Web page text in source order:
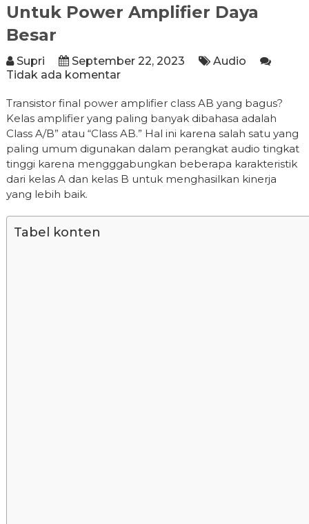
Untuk Power Amplifier Daya
Besar
Supri September 22, 2023
Audio
Tidak ada komentar
Transistor final power amplifier class AB yang bagus?
Kelas amplifier yang paling banyak dibahasa adalah
Class A/B” atau “Class AB.” Hal ini karena salah satu yang
paling umum digunakan dalam perangkat audio tingkat
tinggi karena mengggabungkan beberapa karakteristik
dari kelas A dan kelas B untuk menghasilkan kinerja
yang lebih baik.
Tabel konten